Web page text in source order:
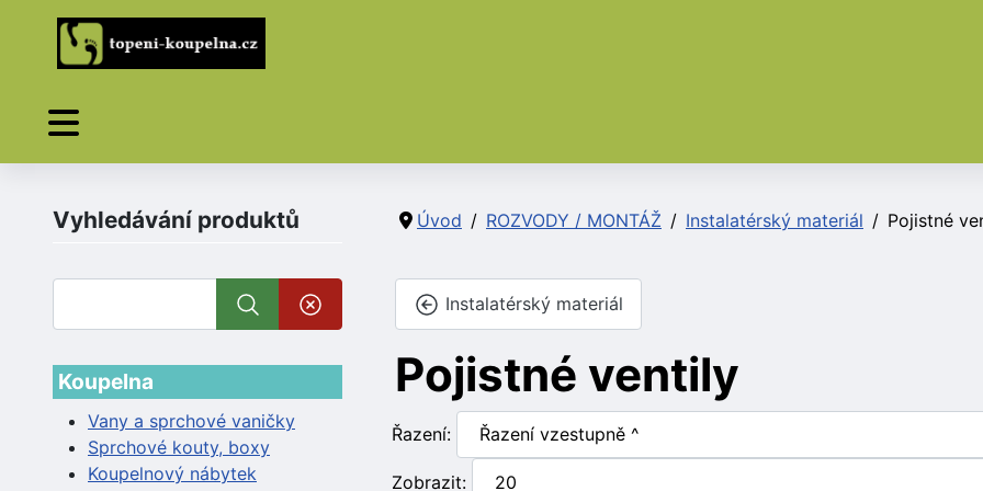
Vyhledávání produktů
Koupelna
Vany a sprchové vaničky
Sprchové kouty, boxy
Koupelnový nábytek
Úvod ROZVODY / MONTÁŽ Instalatérský materiál Pojistné
Instalatérský materiál
Pojistné ventily
Řazení:
Zobrazit: